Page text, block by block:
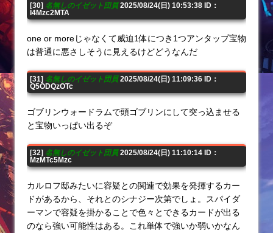
[30] 名無しのイゼット団員2025/08/24(日) 10:53:38 ID：
I4Mzc2MTA
one or moreじゃなくて威迫1体につき1つアンタップ宝物
は普通に悪さしそうに見えるけどどうなんだ
[31] 名無しのイゼット団員2025/08/24(日) 11:09:36 ID：
Q5ODQzOTc
ゴブリンウォードラムで頭ゴブリンにして突っ込ませる
と宝物いっぱい出るぞ
[32] 名無しのイゼット団員2025/08/24(日) 11:10:14 ID：
MzMTc5Mzc
カルロフ邸みたいに容疑との関連で効果を発揮するカー
ドがあるから、それとのシナジー次第でしょ。スパイダ
ーマンで容疑を掛かることで色々とできるカードが出る
のなら強い可能性はある。これ単体で強いか弱いかなん